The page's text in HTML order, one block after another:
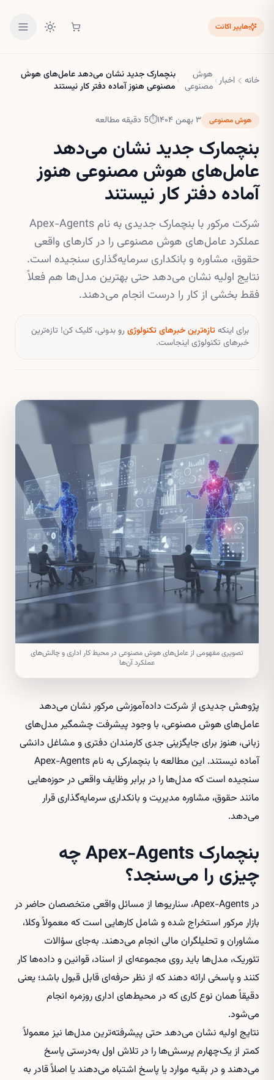
هایپر اکانت
خانه اخبار هوش
مصنوعی
بنچمارک جدید نشان می‌دهد عامل‌های هوش
مصنوعی هنوز آماده دفتر کار نیستند
هوش مصنوعی ۳ بهمن ۱۴۰۴ ⏱
5 دقیقه مطالعه
بنچمارک جدید نشان می‌دهد
عامل‌های هوش مصنوعی هنوز
آماده دفتر کار نیستند
شرکت مرکور با بنچمارک جدیدی به نام Apex-Agents
عملکرد عامل‌های هوش مصنوعی را در کارهای واقعی
حقوق، مشاوره و بانکداری سرمایه‌گذاری سنجیده است.
نتایج اولیه نشان می‌دهد حتی بهترین مدل‌ها هم فعلاً
فقط بخشی از کار را درست انجام می‌دهند.
برای اینکهتازه‌ترین خبرهای تکنولوژی رو بدونی، کلیک کن! تازه‌ترین
خبرهای تکنولوژی اینجاست.
تصویری مفهومی از عامل‌های هوش مصنوعی در محیط کار اداری و چالش‌های
عملکرد آن‌ها
پژوهش جدیدی از شرکت داده‌آموزشی مرکور نشان می‌دهد
عامل‌های هوش مصنوعی، با وجود پیشرفت چشمگیر مدل‌های
زبانی، هنوز برای جایگزینی جدی کارمندان دفتری و مشاغل دانشی
آماده نیستند. این مطالعه با بنچمارکی به نام Apex-Agents
سنجیده است که مدل‌ها را در برابر وظایف واقعی در حوزه‌هایی
مانند حقوق، مشاوره مدیریت و بانکداری سرمایه‌گذاری قرار
می‌دهد.
بنچمارک Apex-Agents چه
چیزی را می‌سنجد؟
در Apex-Agents، سناریوها از مسائل واقعی متخصصان حاضر در
بازار مرکور استخراج شده و شامل کارهایی است که معمولاً وکلا،
مشاوران و تحلیلگران مالی انجام می‌دهند. به‌جای سؤالات
تئوریک، مدل‌ها باید روی مجموعه‌ای از اسناد، قوانین و داده‌ها کار
کنند و پاسخی ارائه دهند که از نظر حرفه‌ای قابل قبول باشد؛ یعنی
دقیقاً همان نوع کاری که در محیط‌های اداری روزمره انجام
می‌شود.
نتایج اولیه نشان می‌دهد حتی پیشرفته‌ترین مدل‌ها نیز معمولاً
کمتر از یک‌چهارم پرسش‌ها را در تلاش اول به‌درستی پاسخ
می‌دهند و در بقیه موارد یا پاسخ اشتباه می‌دهند یا اصلاً قادر به